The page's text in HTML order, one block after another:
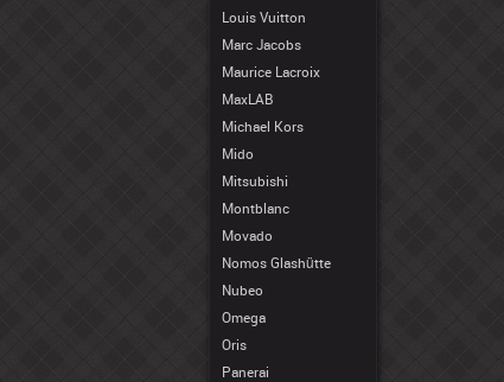
Louis Vuitton
Marc Jacobs
Maurice Lacroix
MaxLAB
Michael Kors
Mido
Mitsubishi
Montblanc
Movado
Nomos Glashütte
Nubeo
Omega
Oris
Panerai